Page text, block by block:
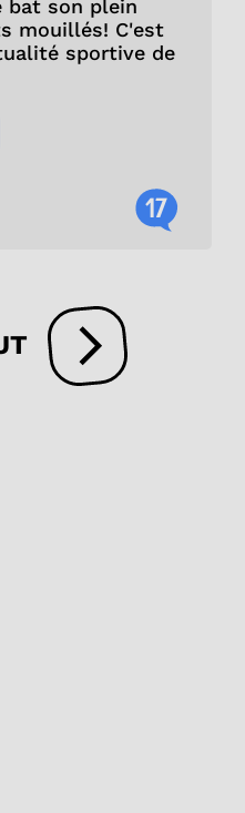
bat son plein
mouillés! C'est
sportive de
17